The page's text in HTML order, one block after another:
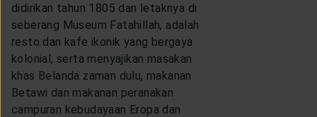
didirikan tahun 1805 dan letaknya di
seberang Museum Fatahillah, adalah
resto dan kafe ikonik yang bergaya
kolonial, serta menyajikan masakan
khas Belanda zaman dulu, makanan
Betawi dan makanan peranakan
campuran kebudayaan Eropa dan